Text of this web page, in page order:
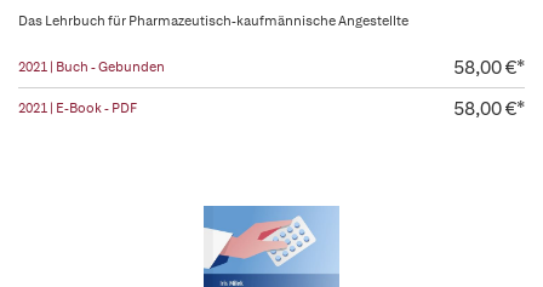
Das Lehrbuch für Pharmazeutisch-kaufmännische Angestellte
2021 | Buch - Gebunden 58,00 €*
2021 | E-Book - PDF 58,00 €*